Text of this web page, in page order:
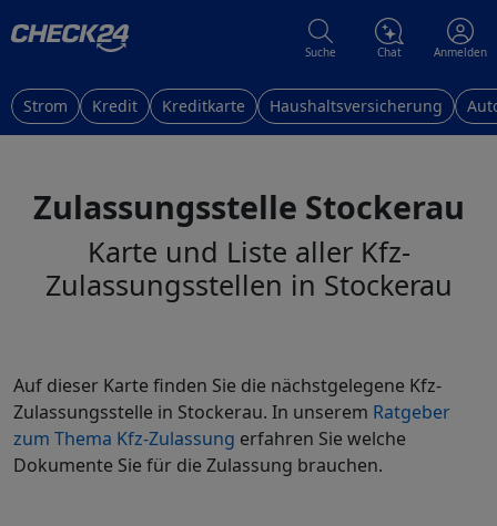
Suche Chat Anmelden
Strom Kredit Kreditkarte Haushaltsversicherung
Zulassungsstelle Stockerau
Karte und Liste aller Kfz-
Zulassungsstellen in Stockerau
Auf dieser Karte finden Sie die nächstgelegene Kfz-
Zulassungsstelle in Stockerau. In unserem Ratgeber
zum Thema Kfz-Zulassung erfahren Sie welche
Dokumente Sie für die Zulassung brauchen.